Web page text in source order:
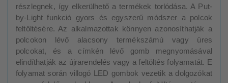
részlegnek, így elkerülhető a termékek torlódása. A Put-
by-Light funkció gyors és egyszerű módszer a polcok
feltöltésére. Az alkalmazottak könnyen azonosíthatják a
polcokon lévő alacsony termékszámú vagy üres
polcokat, és a címkén lévő gomb megnyomásával
elindíthatják az újrarendelés vagy a feltöltés folyamatát. E
folyamat során villogó LED gombok vezetik a dolgozókat